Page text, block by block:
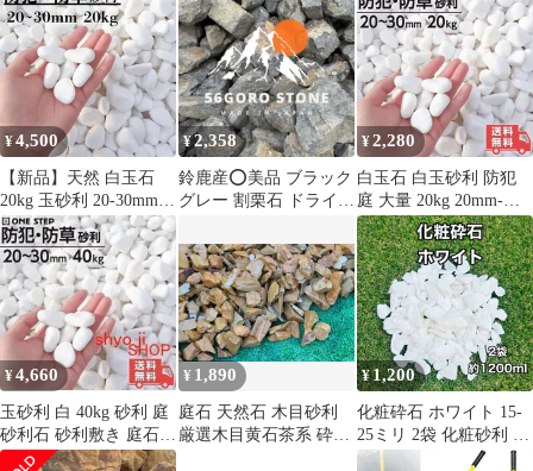
イガーデン
防止マット 駐車場砂利
敷きマット 園芸庭の小
道 砂利の駐車場 通路
共同駐車場 補強用
¥4,500
【新品】天然 白玉石
20kg 玉砂利 20-30mm
ホワイト 砂利 庭 敷石
庭石 砕石 化粧砂利 白
大理石 石灰岩 自然石
ガーデニング エクステ
リア 外構 DIY 防犯対策
防草 雑草対策 和風 洋
風 玄関 花壇 駐車場
¥2,358
鈴鹿産⭕️美品 ブラック
グレー 割栗石 ドライガ
¥2,280
白玉石 白玉砂利 防犯
庭 大量 20kg 20mm-
30mm 砂利約17.8L
¥4,660
玉砂利 白 40kg 砂利 庭
砂利石 砂利敷き 庭石
敷石 砂利 おしゃれ
¥ 1,890
庭石 天然石 木目砂利
厳選木目黄石茶系 砕石
¥1,200
化粧砕石 ホワイト 15-
25ミリ 2袋 化粧砂利 ガ
ーデン砂利 天然石 ロッ